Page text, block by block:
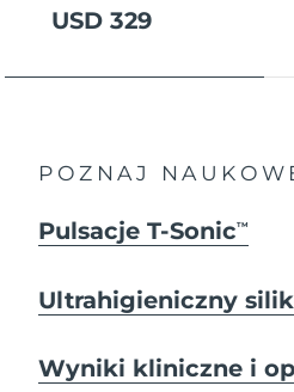
USD 329
POZNAJ
Pulsacje T-SonicTM
Ultrahigieniczny
Wyniki kliniczne i